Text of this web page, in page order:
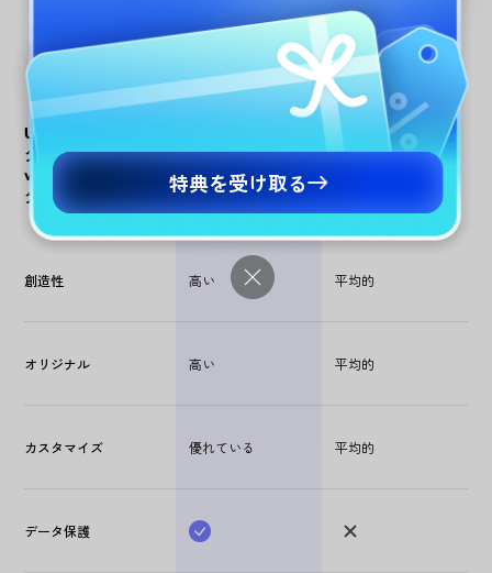
UPDF AI ジェネレー
ター
vs. 他のAIジェネレー
ター
ーヒーロー名
ジェネレータ
ー
他のAIスーパ
ー
創造性 高い 平均的
オリジナル 高い 平均的
カスタマイズ 優れている 平均的
データ保護
特典を受け取る